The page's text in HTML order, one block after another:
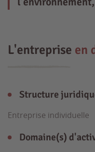
L'entreprise en
Structure
Entreprise individuelle
Domaine(s)